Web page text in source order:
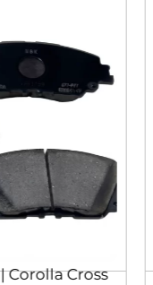
Corolla Cross